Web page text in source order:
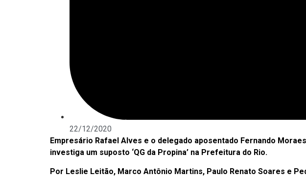
22/12/2020
Empresário Rafael Alves e o delegado aposentado Fernando
investiga um suposto ‘QG da Propina’ na Prefeitura do Rio.
Por Leslie Leitão, Marco Antônio Martins, Paulo Renato Soares e